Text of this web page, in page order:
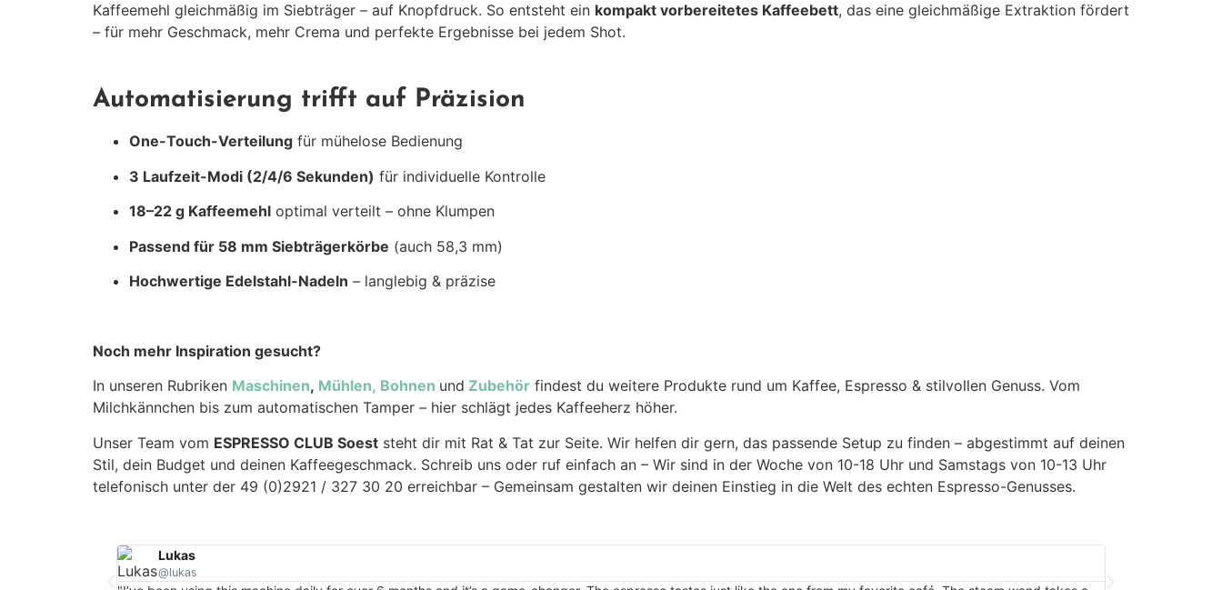
Kaffeemehl gleichmäßig im Siebträger – auf Knopfdruck. So entsteht ein kompakt vorbereitetes Kaffeebett, das eine gleichmäßige Extraktion fördert
– für mehr Geschmack, mehr Crema und perfekte Ergebnisse bei jedem Shot.
Automatisierung trifft auf Präzision
One-Touch-Verteilung für mühelose Bedienung
3 Laufzeit-Modi (2/4/6 Sekunden) für individuelle Kontrolle
18–22 g Kaffeemehl optimal verteilt – ohne Klumpen
Passend für 58 mm Siebträgerkörbe (auch 58,3 mm)
Hochwertige Edelstahl-Nadeln – langlebig & präzise
Noch mehr Inspiration gesucht?
In unseren Rubriken Maschinen, Mühlen, Bohnen und Zubehör findest du weitere Produkte rund um Kaffee, Espresso & stilvollen Genuss. Vom
Milchkännchen bis zum automatischen Tamper – hier schlägt jedes Kaffeeherz höher.
Unser Team vom ESPRESSO CLUB Soest steht dir mit Rat & Tat zur Seite. Wir helfen dir gern, das passende Setup zu finden – abgestimmt auf deinen
Stil, dein Budget und deinen Kaffeegeschmack. Schreib uns oder ruf einfach an – Wir sind in der Woche von 10-18 Uhr und Samstags von 10-13 Uhr
telefonisch unter der 49 (0)2921 / 327 30 20 erreichbar – Gemeinsam gestalten wir deinen Einstieg in die Welt des echten Espresso-Genusses.
Lukas
@lukas